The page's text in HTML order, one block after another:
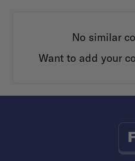
No similar
Want to add your